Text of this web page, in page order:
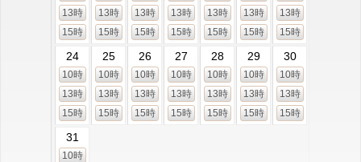
13時
15時
13時
15時
13時
15時
13時
15時
13時
15時
13時
15時
13時
15時
24
10時
13時
15時
25
10時
13時
15時
26
10時
13時
15時
27
10時
13時
15時
28
10時
13時
15時
29
10時
13時
15時
30
10時
13時
15時
31
10時